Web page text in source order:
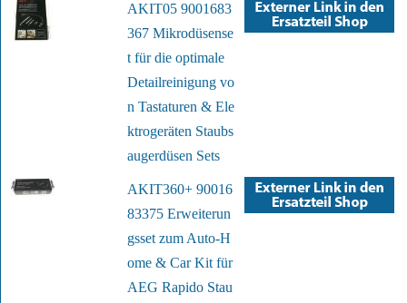
AKIT05 9001683
367 Mikrodüsense
t für die optimale
Detailreinigung vo
n Tastaturen & Ele
ktrogeräten Staubs
augerdüsen Sets
AKIT360+ 90016
83375 Erweiterun
gsset zum Auto-H
ome & Car Kit für
AEG Rapido Stau